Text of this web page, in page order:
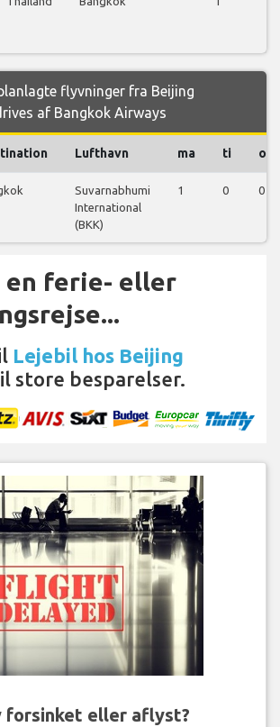
flyvninger fra Beijing
af Bangkok Airways
Lufthavn ma ti on
Suvarnabhumi
International
(BKK)
1 0 0
en ferie- eller
Lejebil hos Beijing
store besparelser.
forsinket eller aflyst?